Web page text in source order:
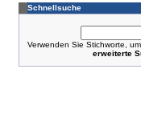
Schnellsuche
Verwenden Sie Stichworte,
erweiterte